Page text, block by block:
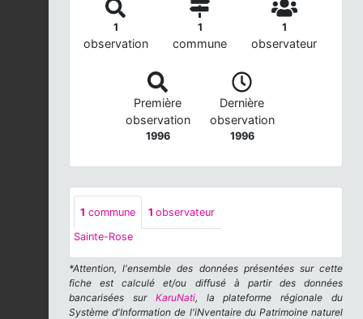
1
observation
1
commune
1
observateur
Première
observation
1996
Dernière
observation
1996
1 commune 1 observateur
Sainte-Rose
*Attention, l'ensemble des données présentées sur cette
fiche est calculé et/ou diffusé à partir des données
bancarisées sur KaruNati, la plateforme régionale du
Système d'Information de l'iNventaire du Patrimoine naturel